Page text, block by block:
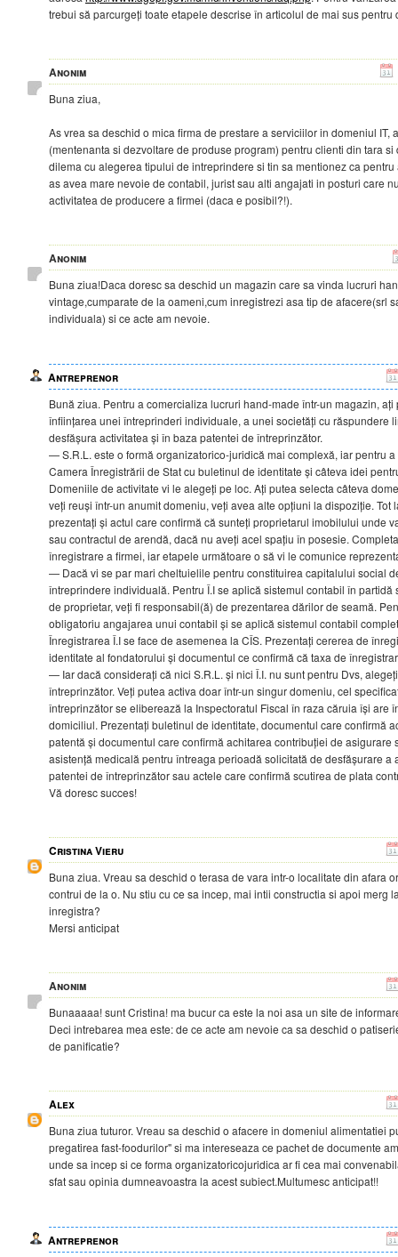
trebui să parcurgeți toate etapele descrise în articolul de mai sus pentru
Anonim
Buna ziua,
As vrea sa deschid o mica firma de prestare a serviciilor in domeniul IT,
(mentenanta si dezvoltare de produse program) pentru clienti din tara si
dilema cu alegerea tipului de intreprindere si tin sa mentionez ca
as avea mare nevoie de contabil, jurist sau alti angajati in posturi care
activitatea de producere a firmei (daca e posibil?!).
Anonim
Buna ziua!Daca doresc sa deschid un magazin care sa vinda lucruri
vintage,cumparate de la oameni,cum inregistrezi asa tip de afacere(srl
individuala) si ce acte am nevoie.
Antreprenor
Bună ziua. Pentru a comercializa lucruri hand-made într-un magazin, ați
înființarea unei întreprinderi individuale, a unei societăți cu răspundere
desfășura activitatea și în baza patentei de întreprinzător.
— S.R.L. este o formă organizatorico-juridică mai complexă, iar pentru
Camera Înregistrării de Stat cu buletinul de identitate și câteva idei
Domeniile de activitate vi le alegeți pe loc. Ați putea selecta câteva
veți reuși într-un anumit domeniu, veți avea alte opțiuni la dispoziție. Tot
prezentați și actul care confirmă că sunteți proprietarul imobilului unde
sau contractul de arendă, dacă nu aveți acel spațiu în posesie.
înregistrare a firmei, iar etapele următoare o să vi le comunice
— Dacă vi se par mari cheltuielile pentru constituirea capitalului social
întreprindere individuală. Pentru Î.I se aplică sistemul contabil în partidă
de proprietar, veți fi responsabil(ă) de prezentarea dărilor de seamă.
obligatoriu angajarea unui contabil și se aplică sistemul contabil
Înregistrarea Î.I se face de asemenea la CÎS. Prezentați cererea de
identitate al fondatorului și documentul ce confirmă că taxa de
— Iar dacă considerați că nici S.R.L. și nici Î.I. nu sunt pentru Dvs,
întreprinzător. Veți putea activa doar într-un singur domeniu, cel
întreprinzător se eliberează la Inspectoratul Fiscal în raza căruia își are
domiciliul. Prezentați buletinul de identitate, documentul care confirmă
patentă și documentul care confirmă achitarea contribuției de asigurare
asistență medicală pentru întreaga perioadă solicitată de desfășurare a
patentei de întreprinzător sau actele care confirmă scutirea de plata
Vă doresc succes!
Cristina Vieru
Buna ziua. Vreau sa deschid o terasa de vara intr-o localitate din afara
contrui de la o. Nu stiu cu ce sa incep, mai intii constructia si apoi merg
inregistra?
Mersi anticipat
Anonim
Bunaaaaa! sunt Cristina! ma bucur ca este la noi asa un site de
Deci intrebarea mea este: de ce acte am nevoie ca sa deschid o
de panificatie?
Alex
Buna ziua tuturor. Vreau sa deschid o afacere in domeniul alimentatiei
pregatirea fast-foodurilor" si ma intereseaza ce pachet de documente
unde sa incep si ce forma organizatoricojuridica ar fi cea mai
sfat sau opinia dumneavoastra la acest subiect.Multumesc anticipat!!
Antreprenor